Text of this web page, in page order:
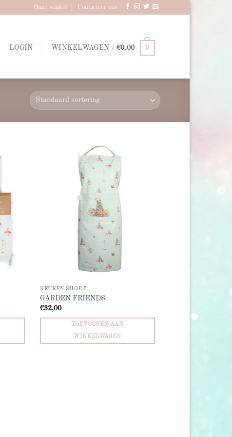
Onze winkel Contacteer ons
LOGIN WINKELWAGEN /€0,00 0
KEUKEN SHORT
GARDEN FRIENDS
€32,00
TOEVOEGEN AAN
WINKELWAGEN